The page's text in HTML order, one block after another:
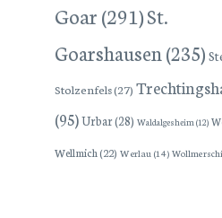
Goar(291)St.
Goarshausen (235)
Stolzenfels(27)
(95)Urbar(28) Waldalgesheim(12)
Wellmich (22) Werlau (14)